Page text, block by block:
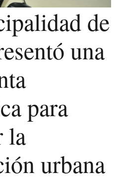
de
una
para
la
urbana